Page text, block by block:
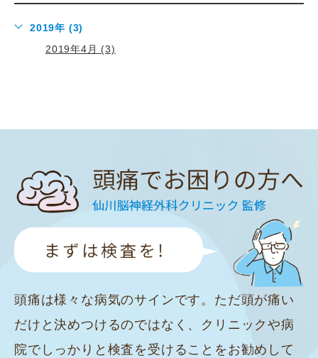
2019年 (3)
2019年4月 (3)
頭痛は様々な病気のサインです。ただ頭が痛い
だけと決めつけるのではなく、クリニックや病
院でしっかりと検査を受けることをお勧めして